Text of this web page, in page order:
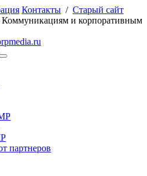
Контакты / Старый сайт
Коммуникациям и корпоративным
партнеров